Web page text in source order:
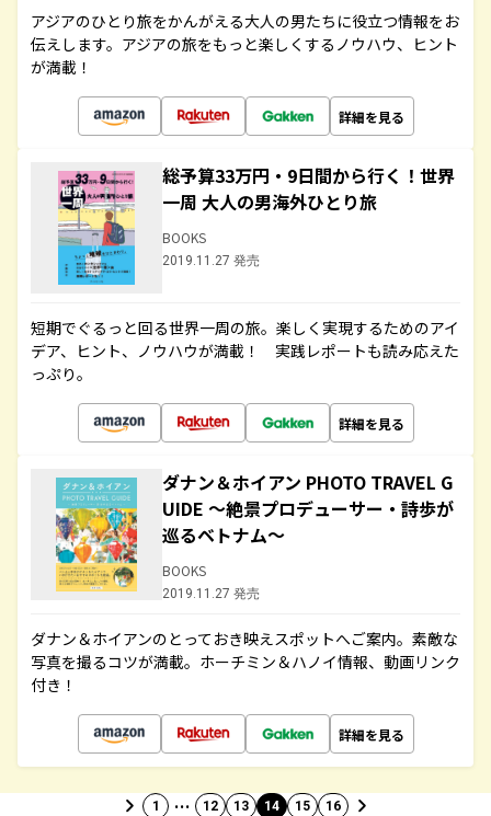
アジアのひとり旅をかんがえる大人の男たちに役立つ情報をお
伝えします。アジアの旅をもっと楽しくするノウハウ、ヒント
が満載！
詳細を見る
総予算33万円・9日間から行く！世界
一周 大人の男海外ひとり旅
BOOKS
2019.11.27 発売
短期でぐるっと回る世界一周の旅。楽しく実現するためのアイ
デア、ヒント、ノウハウが満載！ 実践レポートも読み応えた
っぷり。
詳細を見る
ダナン＆ホイアン PHOTO TRAVEL G
UIDE ～絶景プロデューサー・詩歩が
巡るベトナム～
BOOKS
2019.11.27 発売
ダナン＆ホイアンのとっておき映えスポットへご案内。素敵な
写真を撮るコツが満載。ホーチミン＆ハノイ情報、動画リンク
付き！
詳細を見る
1 … 12 13 14 15 16